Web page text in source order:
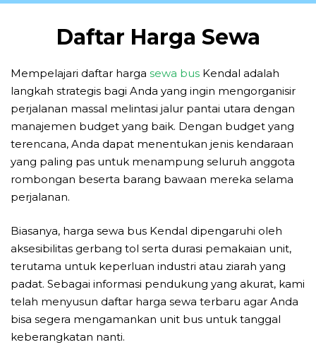
Daftar Harga Sewa
Mempelajari daftar harga sewa bus Kendal adalah
langkah strategis bagi Anda yang ingin mengorganisir
perjalanan massal melintasi jalur pantai utara dengan
manajemen budget yang baik. Dengan budget yang
terencana, Anda dapat menentukan jenis kendaraan
yang paling pas untuk menampung seluruh anggota
rombongan beserta barang bawaan mereka selama
perjalanan.
Biasanya, harga sewa bus Kendal dipengaruhi oleh
aksesibilitas gerbang tol serta durasi pemakaian unit,
terutama untuk keperluan industri atau ziarah yang
padat. Sebagai informasi pendukung yang akurat, kami
telah menyusun daftar harga sewa terbaru agar Anda
bisa segera mengamankan unit bus untuk tanggal
keberangkatan nanti.